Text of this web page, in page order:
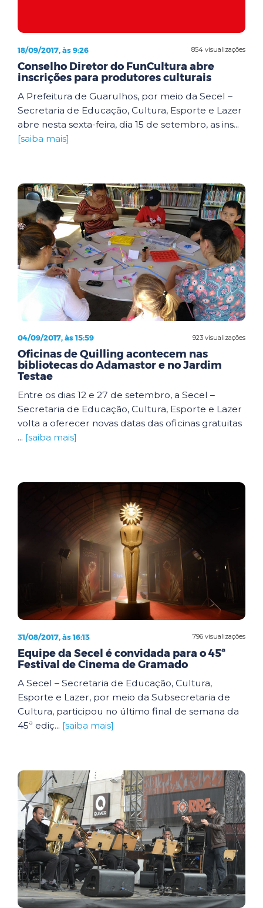
854 visualizações
18/09/2017, às 9:26
Conselho Diretor do FunCultura abre
inscrições para produtores culturais
A Prefeitura de Guarulhos, por meio da Secel –
Secretaria de Educação, Cultura, Esporte e Lazer
abre nesta sexta-feira, dia 15 de setembro, as ins...
[saiba mais]
923 visualizações
04/09/2017, às 15:59
Oficinas de Quilling acontecem nas
bibliotecas do Adamastor e no Jardim
Testae
Entre os dias 12 e 27 de setembro, a Secel –
Secretaria de Educação, Cultura, Esporte e Lazer
volta a oferecer novas datas das oficinas gratuitas
... [saiba mais]
796 visualizações
31/08/2017, às 16:13
Equipe da Secel é convidada para o 45ª
Festival de Cinema de Gramado
A Secel – Secretaria de Educação, Cultura,
Esporte e Lazer, por meio da Subsecretaria de
Cultura, participou no último final de semana da
45ª ediç... [saiba mais]